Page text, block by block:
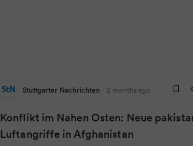
Stuttgarter Nachrichten · 2 months ago
Konflikt im Nahen Osten: Neue
Luftangriffe in Afghanistan